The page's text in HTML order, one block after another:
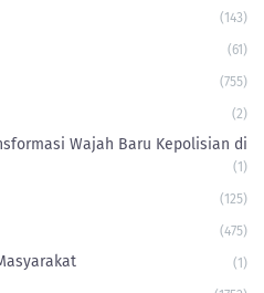
(143)
(61)
(755)
(2)
Wajah Baru Kepolisian di
(1)
(125)
(475)
(1)